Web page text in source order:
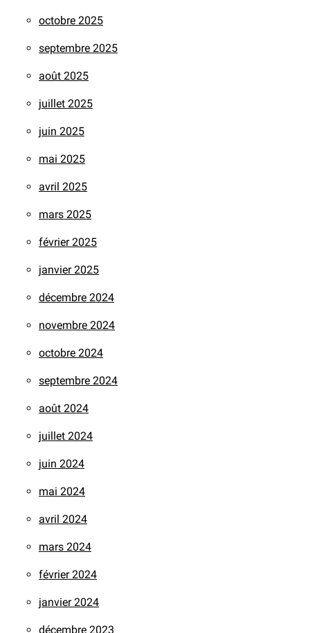
octobre 2025
septembre 2025
août 2025
juillet 2025
juin 2025
mai 2025
avril 2025
mars 2025
février 2025
janvier 2025
décembre 2024
novembre 2024
octobre 2024
septembre 2024
août 2024
juillet 2024
juin 2024
mai 2024
avril 2024
mars 2024
février 2024
janvier 2024
décembre 2023